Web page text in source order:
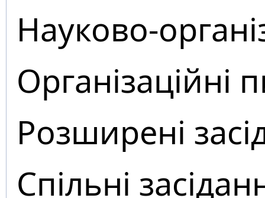
Науково-
Організаційні
Розширені
Спільні